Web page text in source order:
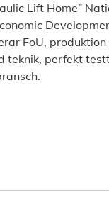
Lift Home”
FoU,
perfekt